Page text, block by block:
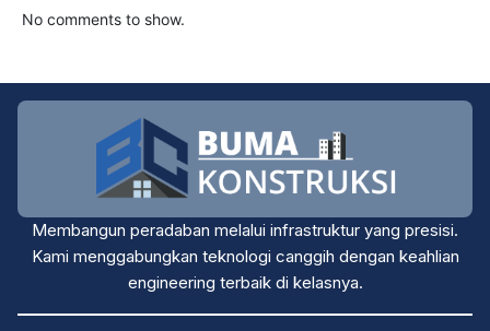
No comments to show.
Membangun peradaban melalui infrastruktur yang presisi.
Kami menggabungkan teknologi canggih dengan keahlian
engineering terbaik di kelasnya.